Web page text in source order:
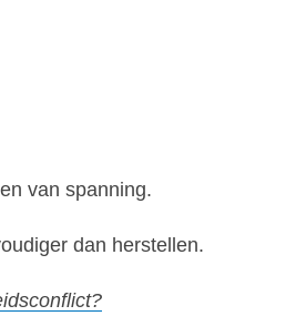
van spanning.
dan herstellen.